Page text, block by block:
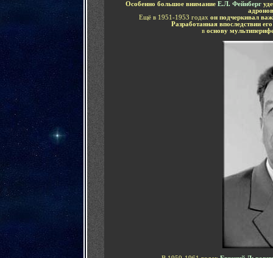
Особенно большое внимание Е.Л. Фейнберг
Ещё в 1951-1953 годах он подчеркивал
Разработанная впоследствии
в основу